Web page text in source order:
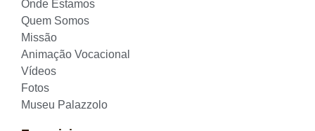
Onde Estamos
Quem Somos
Missão
Animação Vocacional
Vídeos
Fotos
Museu Palazzolo